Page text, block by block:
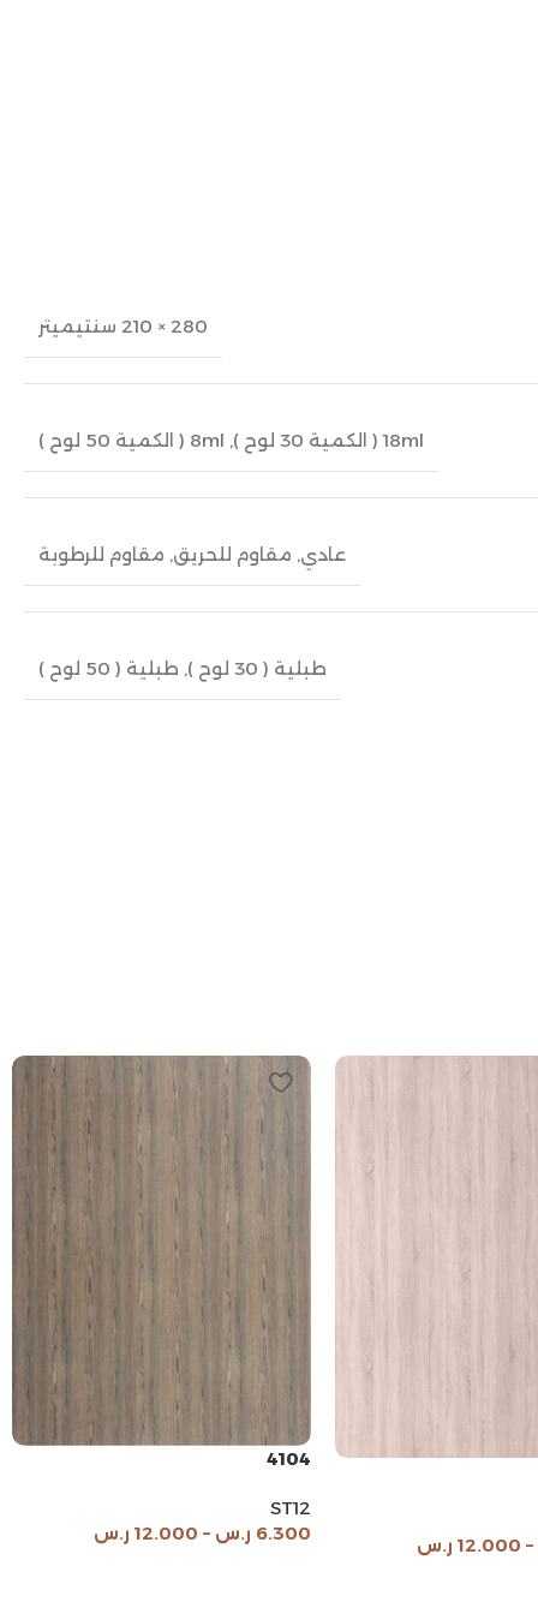
280 × 210 سنتيميتر
18ml ( الكمية 30 لوح ) , 8ml ( الكمية 50 لوح )
عادي, مقاوم للحريق, مقاوم للرطوبة
طبلية ( 30 لوح ) , طبلية ( 50 لوح )
–
12.000 ر.س
4104
ST12
6.300 ر.س –
12.000 ر.س